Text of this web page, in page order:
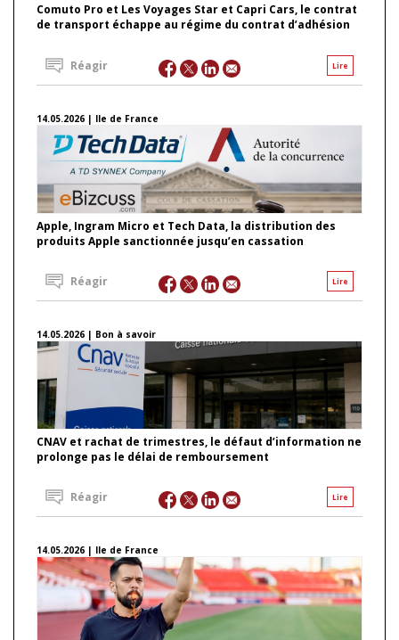
Comuto Pro et Les Voyages Star et Capri Cars, le contrat
de transport échappe au régime du contrat d’adhésion
Lire
Réagir
14.05.2026 | Ile de France
Apple, Ingram Micro et Tech Data, la distribution des
produits Apple sanctionnée jusqu’en cassation
Lire
Réagir
14.05.2026 | Bon à savoir
CNAV et rachat de trimestres, le défaut d’information ne
prolonge pas le délai de remboursement
Lire
Réagir
14.05.2026 | Ile de France